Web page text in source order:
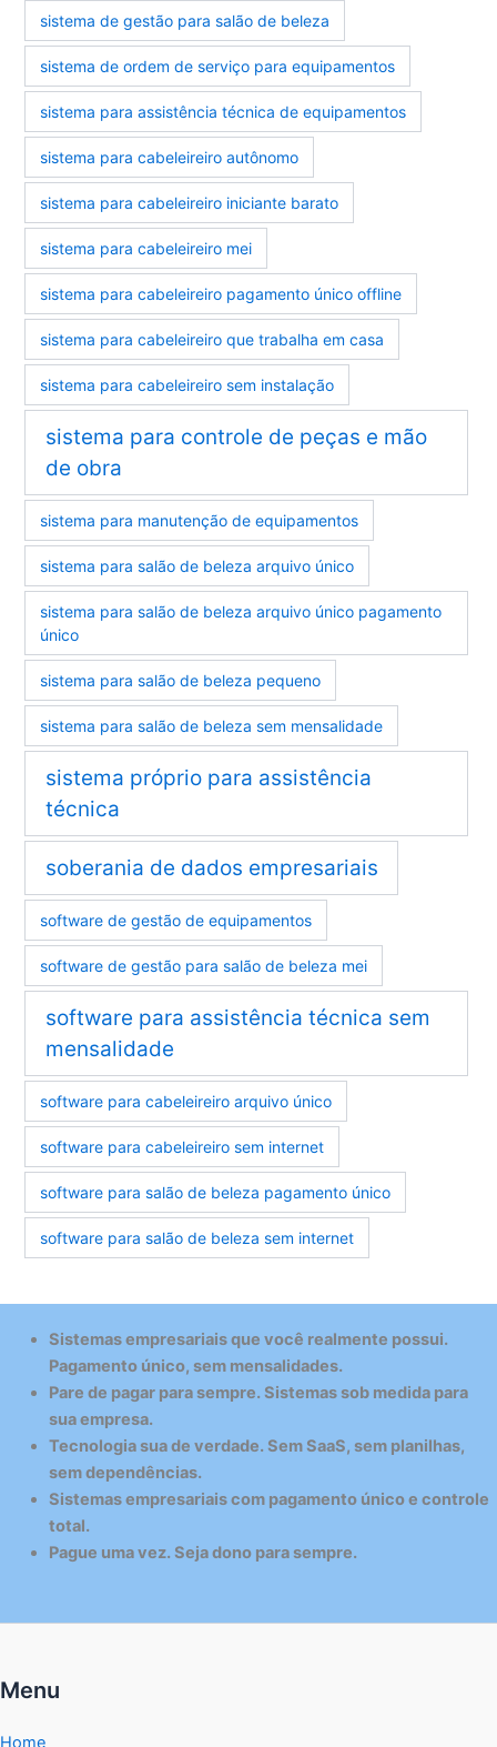
sistema de gestão para salão de beleza
sistema de ordem de serviço para equipamentos
sistema para assistência técnica de equipamentos
sistema para cabeleireiro autônomo
sistema para cabeleireiro iniciante barato
sistema para cabeleireiro mei
sistema para cabeleireiro pagamento único offline
sistema para cabeleireiro que trabalha em casa
sistema para cabeleireiro sem instalação
sistema para controle de peças e mão
de obra
sistema para manutenção de equipamentos
sistema para salão de beleza arquivo único
sistema para salão de beleza arquivo único pagamento
único
sistema para salão de beleza pequeno
sistema para salão de beleza sem mensalidade
sistema próprio para assistência
técnica
soberania de dados empresariais
software de gestão de equipamentos
software de gestão para salão de beleza mei
software para assistência técnica sem
mensalidade
software para cabeleireiro arquivo único
software para cabeleireiro sem internet
software para salão de beleza pagamento único
software para salão de beleza sem internet
Sistemas empresariais que você realmente possui.
Pagamento único, sem mensalidades.
Pare de pagar para sempre. Sistemas sob medida para
sua empresa.
Tecnologia sua de verdade. Sem SaaS, sem planilhas,
sem dependências.
Sistemas empresariais com pagamento único e controle
total.
Pague uma vez. Seja dono para sempre.
Menu